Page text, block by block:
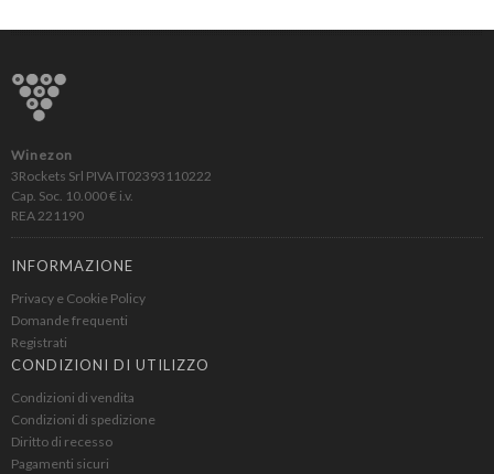
Winezon
3Rockets Srl PIVA IT02393110222
Cap. Soc. 10.000 € i.v.
REA 221190
INFORMAZIONE
Privacy e Cookie Policy
Domande frequenti
Registrati
CONDIZIONI DI UTILIZZO
Condizioni di vendita
Condizioni di spedizione
Diritto di recesso
Pagamenti sicuri